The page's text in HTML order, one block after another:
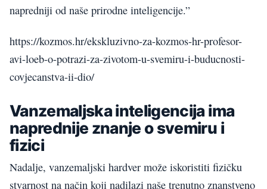
napredniji od naše prirodne inteligencije.”
https://kozmos.hr/ekskluzivno-za-kozmos-hr-profesor-
avi-loeb-o-potrazi-za-zivotom-u-svemiru-i-buducnosti-
covjecanstva-ii-dio/
Vanzemaljska inteligencija ima
naprednije znanje o svemiru i
fizici
Nadalje, vanzemaljski hardver može iskoristiti fizičku
stvarnost na način koji nadilazi naše trenutno znanstveno